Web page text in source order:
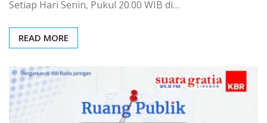
Setiap Hari Senin, Pukul 20.00 WIB di…
READ MORE